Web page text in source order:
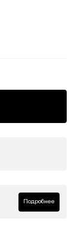
Подробнее